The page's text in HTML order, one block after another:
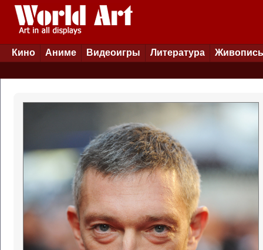
Кино Аниме Видеоигры Литература Живопись